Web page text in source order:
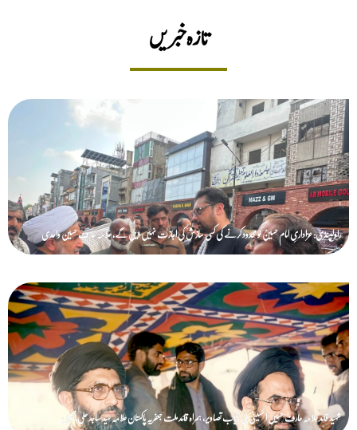
تازه خبریں
راولپنڈی: عزاداریِ امام حسینؑ کو محدود کرنے کی کسی سازش کی اجازت نہیں دیں گے، علامہ عارف حسین واحدی
شہید قائد علامہ عارف حسین الحسینیؒ کی نایاب تصاویر، ہمراہ قائد ملت جعفریہ پاکستان علامہ سید ساجد علی نقوی